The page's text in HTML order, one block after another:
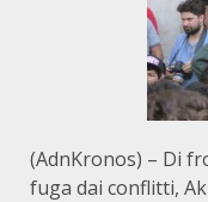
(AdnKronos) – Di
fuga dai conflitti,